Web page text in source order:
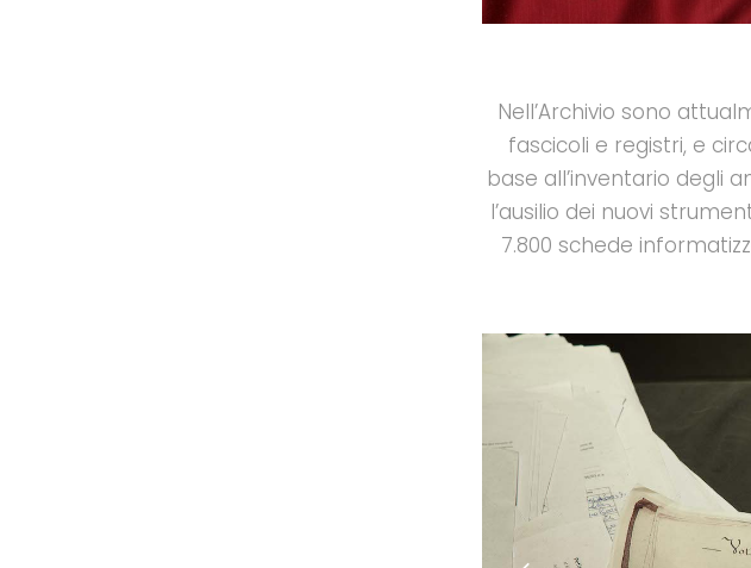
Nell’Archivio sono
fascicoli e registri, e
base all’inventario degli
l’ausilio dei nuovi
7.800 schede